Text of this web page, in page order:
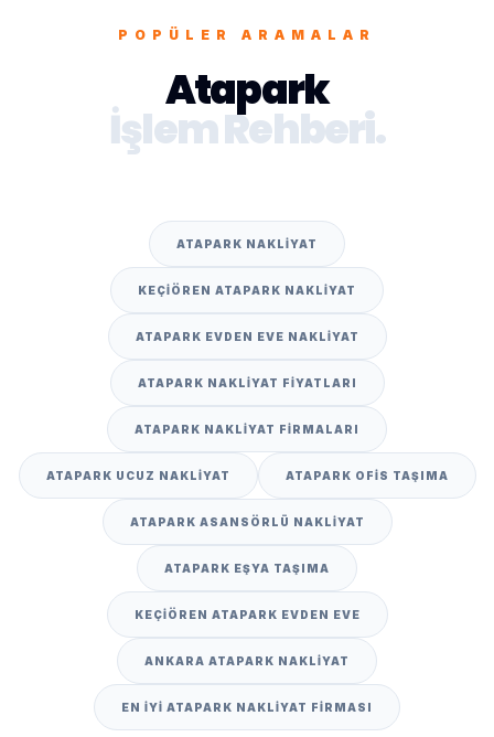
POPÜLER ARAMALAR
Atapark
İşlem Rehberi.
ATAPARK NAKLIYAT
KEÇIÖREN ATAPARK NAKLIYAT
ATAPARK EVDEN EVE NAKLIYAT
ATAPARK NAKLIYAT FIYATLARI
ATAPARK NAKLIYAT FIRMALARI
ATAPARK UCUZ NAKLIYAT ATAPARK OFIS TAŞIMA
ATAPARK ASANSÖRLÜ NAKLIYAT
ATAPARK EŞYA TAŞIMA
KEÇIÖREN ATAPARK EVDEN EVE
ANKARA ATAPARK NAKLIYAT
EN IYI ATAPARK NAKLIYAT FIRMASI